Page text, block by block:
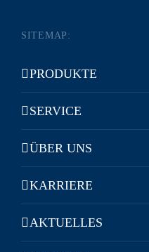
SITEMAP:
PRODUKTE
SERVICE
ÜBER UNS
KARRIERE
AKTUELLES